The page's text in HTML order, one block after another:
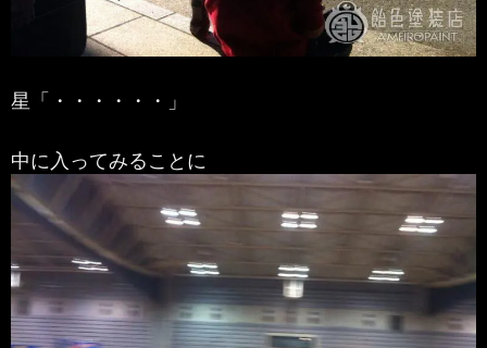
星「・・・・・・」
中に入ってみることに